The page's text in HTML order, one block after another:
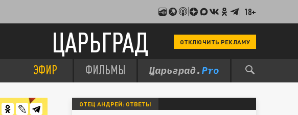
18+
ЦАРЬГРАД ОТКЛЮЧИТЬ РЕКЛАМУ
ЭФИР ФИЛЬМЫ
ОТЕЦ АНДРЕЙ: ОТВЕТЫ